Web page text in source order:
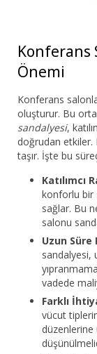
Konferans
Önemi
Konferans
oluşturur. Bu
sandalyesi,
doğrudan etkiler.
taşır. İşte bu
Katılımcı
konforlu bir
sağlar. Bu
salonu
Uzun Süre
sandalyesi,
vadede
Farklı
vücut